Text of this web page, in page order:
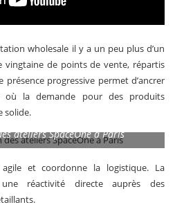
wholesale il y a un peu plus d’un
vingtaine de points de vente, répartis
progressive permet d’ancrer
où la demande pour des produits
solide.
ateliers SpaceOne à Paris
agile et coordonne la logistique. La
réactivité directe auprès des